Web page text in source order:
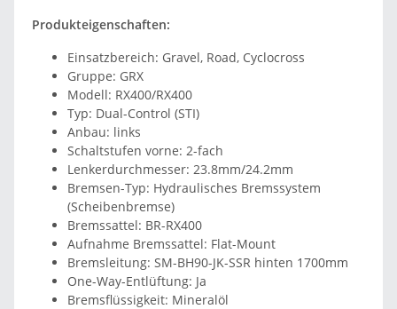
Produkteigenschaften:
Einsatzbereich: Gravel, Road, Cyclocross
Gruppe: GRX
Modell: RX400/RX400
Typ: Dual-Control (STI)
Anbau: links
Schaltstufen vorne: 2-fach
Lenkerdurchmesser: 23.8mm/24.2mm
Bremsen-Typ: Hydraulisches Bremssystem
(Scheibenbremse)
Bremssattel: BR-RX400
Aufnahme Bremssattel: Flat-Mount
Bremsleitung: SM-BH90-JK-SSR hinten 1700mm
One-Way-Entlüftung: Ja
Bremsflüssigkeit: Mineralöl